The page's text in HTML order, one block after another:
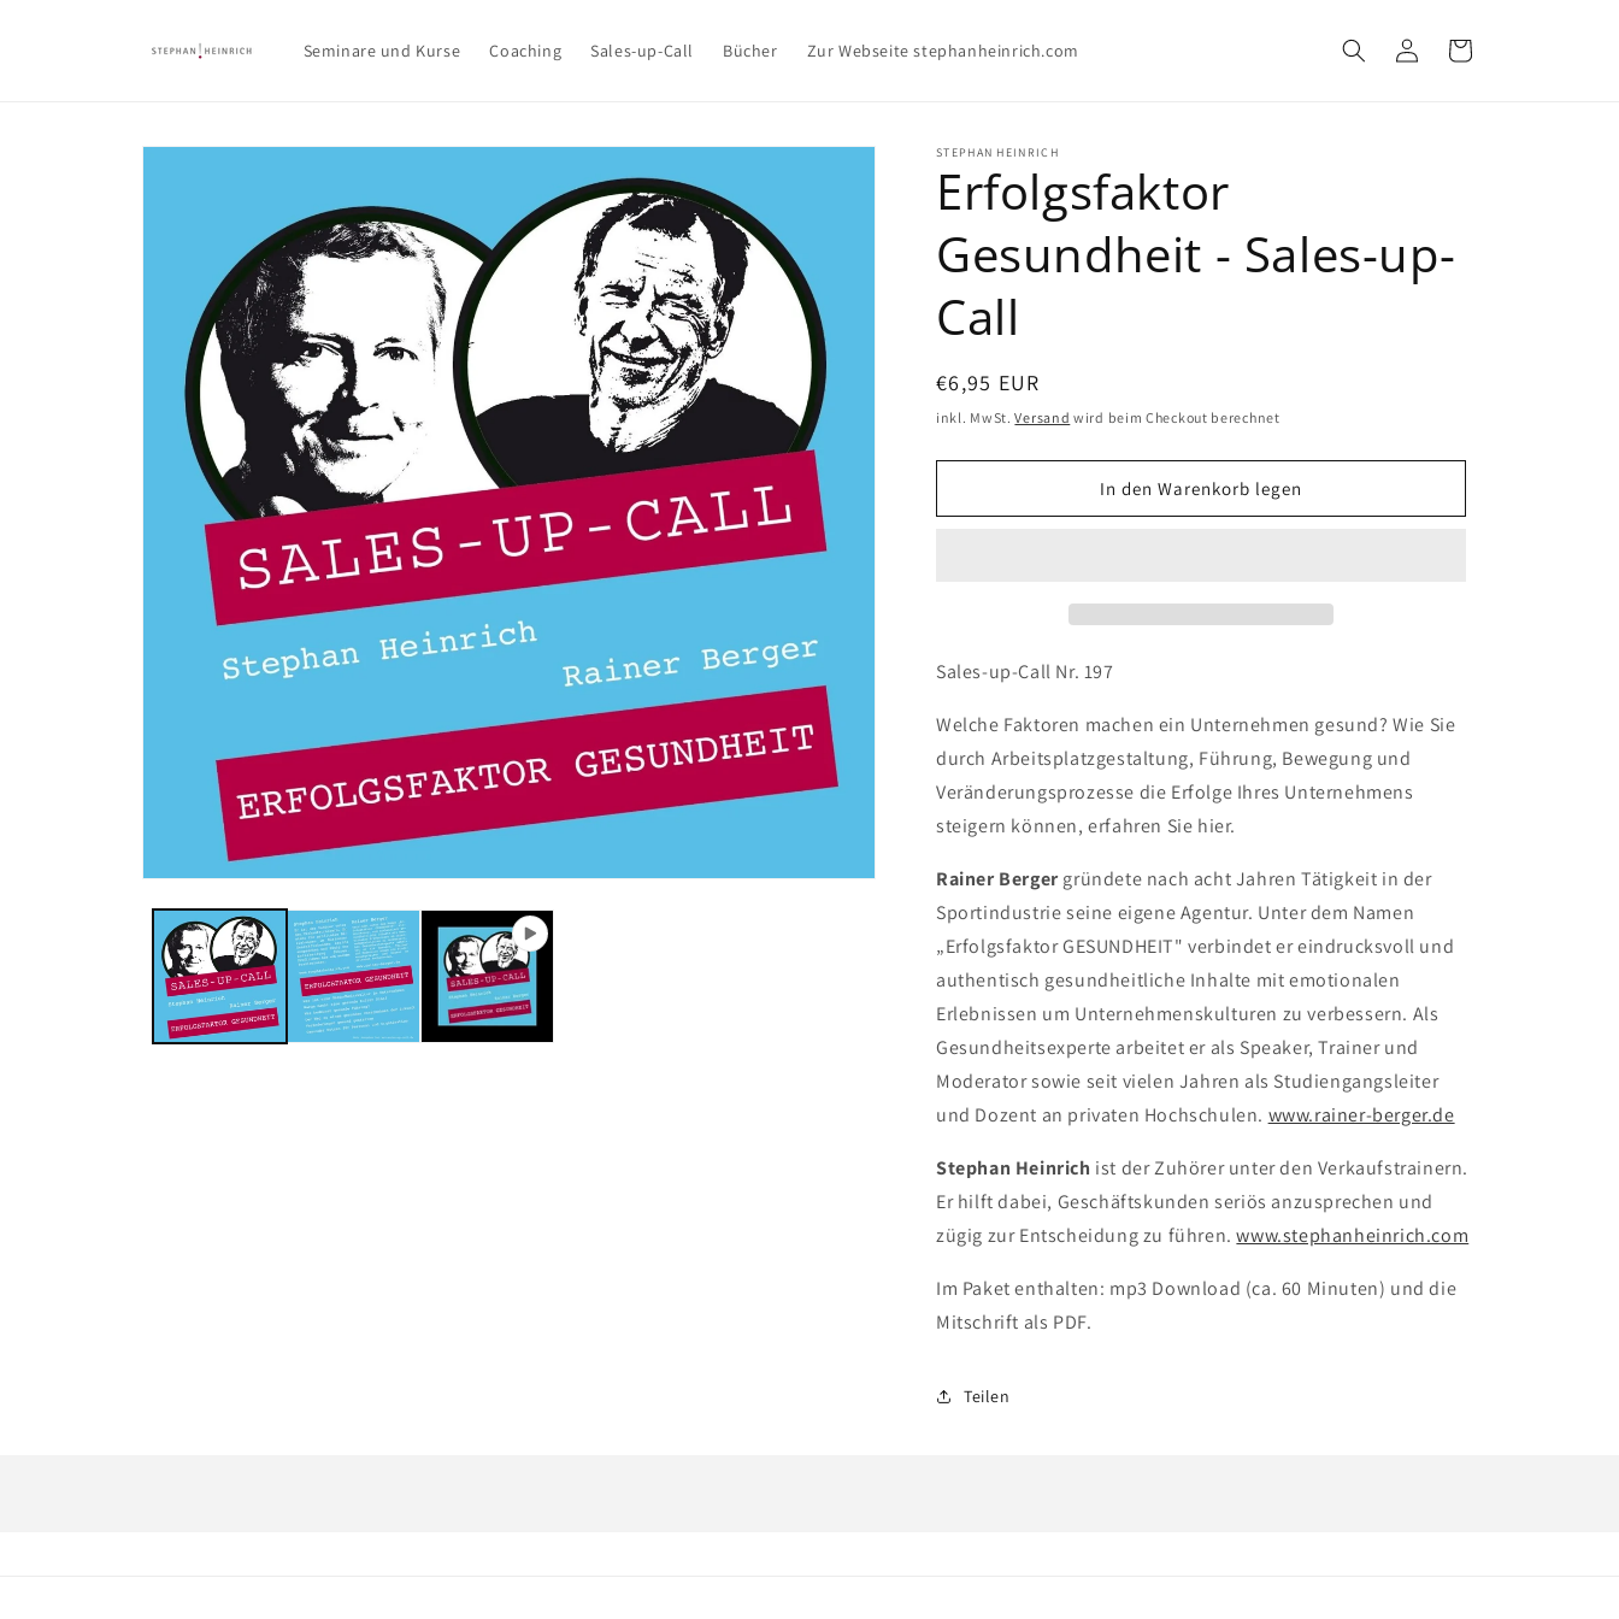
Seminare und Kurse Coaching Sales-up-Call Bücher Zur Webseite stephanheinrich.com EinloggenWarenkorb
Zu
STEPHAN HEINRICH
Erfolgsfaktor
Gesundheit - Sales-up-
Call
Normaler
Preis
€6,95 EUR
inkl. MwSt.Versand wird beim Checkout berechnet
In den Warenkorb legen
Sales-up-Call Nr. 197
Welche Faktoren machen ein Unternehmen gesund? Wie Sie
durch Arbeitsplatzgestaltung, Führung, Bewegung und
Veränderungsprozesse die Erfolge Ihres Unternehmens
steigern können, erfahren Sie hier.
Rainer Bergergründete nach acht Jahren Tätigkeit in der
Sportindustrie seine eigene Agentur. Unter dem Namen
„Erfolgsfaktor GESUNDHEIT" verbindet er eindrucksvoll und
authentisch gesundheitliche Inhalte mit emotionalen
Erlebnissen um Unternehmenskulturen zu verbessern. Als
Gesundheitsexperte arbeitet er als Speaker, Trainer und
Moderator sowie seit vielen Jahren als Studiengangsleiter
und Dozent an privaten Hochschulen. www.rainer-berger.de
Stephan Heinrich ist der Zuhörer unter den Verkaufstrainern.
Er hilft dabei, Geschäftskunden seriös anzusprechen und
zügig zur Entscheidung zu führen.www.stephanheinrich.com
Im Paket enthalten: mp3 Download (ca. 60 Minuten) und die
Mitschrift als PDF.
Teilen